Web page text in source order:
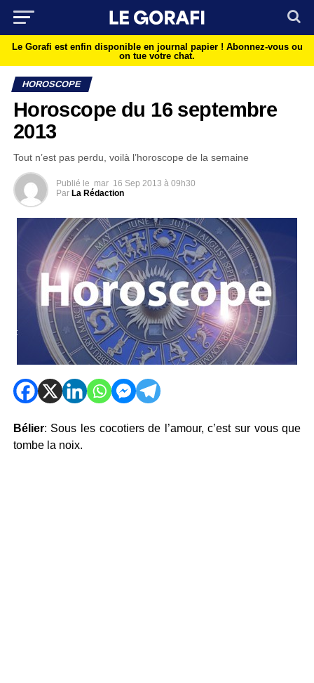
Le Gorafi est enfin disponible en journal papier ! Abonnez-vous ou
on tue votre chat.
HOROSCOPE
Horoscope du 16 septembre
2013
Tout n’est pas perdu, voilà l’horoscope de la semaine
Publié le mar 16 Sep 2013 à 09h30
Par La Rédaction
Bélier: Sous les cocotiers de l’amour, c’est sur vous que
tombe la noix.